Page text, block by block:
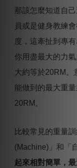
那該怎麼知道自
員或是健身教練
度，這牽扯到專
你用盡最大的力
大約等於20RM。
能做到的最大重
20RM。
比較常見的重量
(Machine)」和「
起來相對簡單，